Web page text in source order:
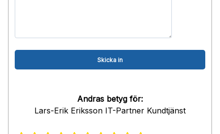
Andras betyg för:
Lars-Erik Eriksson IT-Partner Kundtjänst